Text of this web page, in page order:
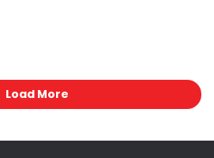
Load More